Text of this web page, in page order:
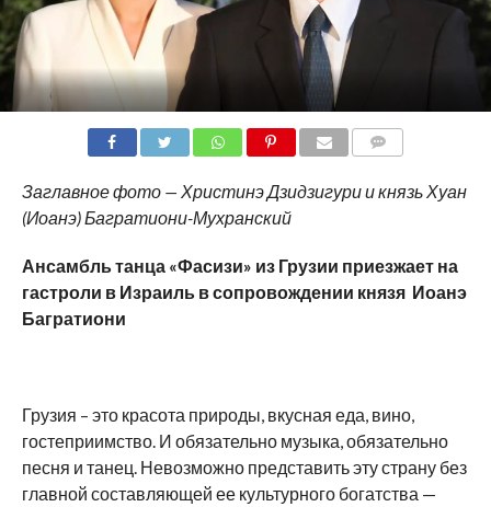
Заглавное фото — Христинэ Дзидзигури и князь Хуан
(Иоанэ) Багратиони-Мухранский
Ансамбль танца «Фасизи» из Грузии приезжает на
гастроли в Израиль в сопровождении князя Иоанэ
Багратиони
Грузия – это красота природы, вкусная еда, вино,
гостеприимство. И обязательно музыка, обязательно
песня и танец. Невозможно представить эту страну без
главной составляющей ее культурного богатства —